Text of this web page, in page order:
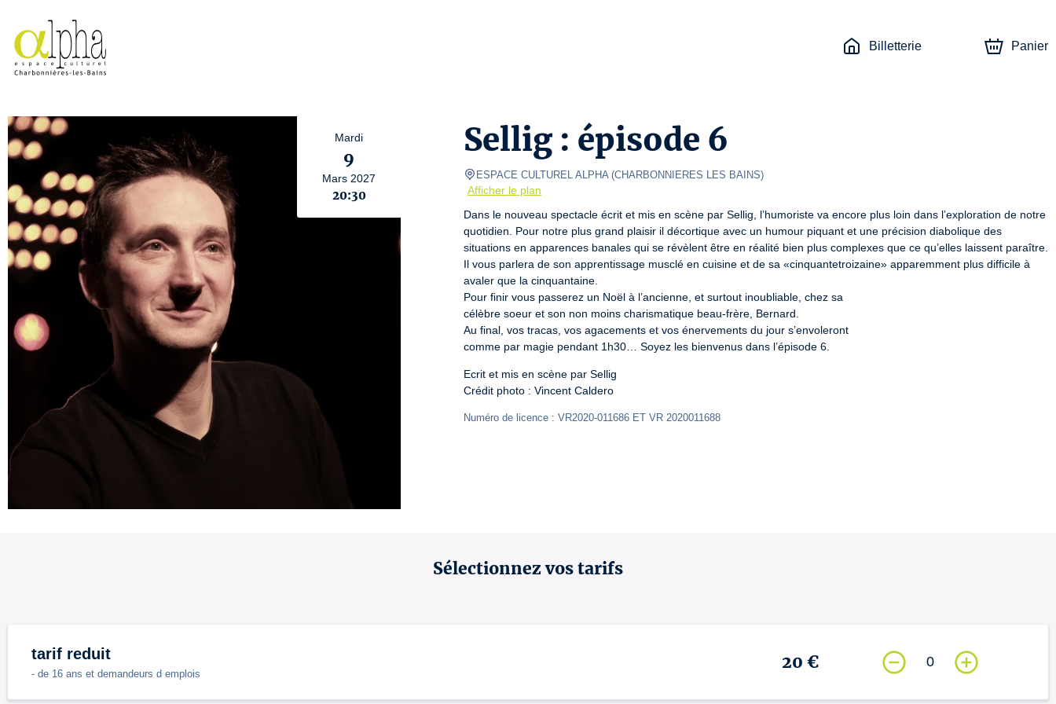
Billetterie Panier
Mardi
9
Mars 2027
20:30
Sellig : épisode 6
ESPACE CULTUREL ALPHA (CHARBONNIERES LES BAINS)
Afficher le plan
Dans le nouveau spectacle écrit et mis en scène par Sellig, l’humoriste va encore plus loin dans l’exploration de notre
quotidien. Pour notre plus grand plaisir il décortique avec un humour piquant et une précision diabolique des
situations en apparences banales qui se révèlent être en réalité bien plus complexes que ce qu’elles laissent paraître.
Il vous parlera de son apprentissage musclé en cuisine et de sa «cinquantetroizaine» apparemment plus difficile à
avaler que la cinquantaine.
Pour finir vous passerez un Noël à l’ancienne, et surtout inoubliable, chez sa
célèbre soeur et son non moins charismatique beau-frère, Bernard.
Au final, vos tracas, vos agacements et vos énervements du jour s’envoleront
comme par magie pendant 1h30… Soyez les bienvenus dans l’épisode 6.
Ecrit et mis en scène par Sellig
Crédit photo : Vincent Caldero
Numéro de licence : VR2020-011686 ET VR 2020011688
Sélectionnez vos tarifs
tarif reduit
- de 16 ans et demandeurs d emplois
20 € 0